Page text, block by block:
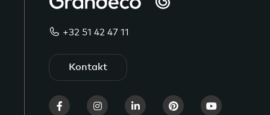
+32 51 42 47 11
Kontakt